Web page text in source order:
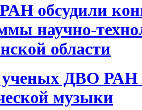
обсудили
научно-
области
ДВО РАН
музыки